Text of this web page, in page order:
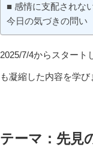
■ 感情に支配されな
今日の気づきの問い
2025/7/4からスター
も凝縮した内容を学び
テーマ：先見